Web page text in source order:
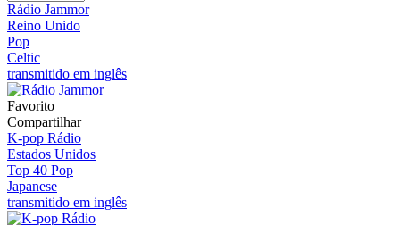
Rádio Jammor
Reino Unido
Pop
Celtic
transmitido em inglês
Favorito
Compartilhar
K-pop Rádio
Estados Unidos
Top 40 Pop
Japanese
transmitido em inglês